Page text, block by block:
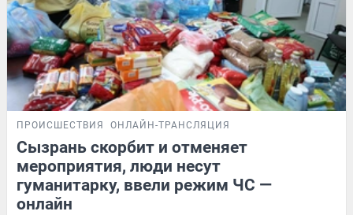
ПРОИСШЕСТВИЯ ОНЛАЙН-ТРАНСЛЯЦИЯ
Сызрань скорбит и отменяет
мероприятия, люди несут
гуманитарку, ввели режим ЧС —
онлайн